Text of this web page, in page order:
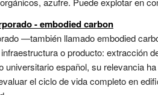
- embodied carbon
—también llamado embodied
o producto: extracción
universitario español, su relevancia
el ciclo de vida completo en